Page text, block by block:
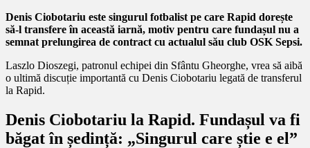
Denis Ciobotariu este singurul fotbalist pe care Rapid dorește
să-l transfere în această iarnă, motiv pentru care fundașul nu a
semnat prelungirea de contract cu actualul său club OSK Sepsi.
Laszlo Dioszegi, patronul echipei din Sfântu Gheorghe, vrea să aibă
o ultimă discuție importantă cu Denis Ciobotariu legată de transferul
la Rapid.
Denis Ciobotariu la Rapid. Fundașul va fi
băgat în ședință: „Singurul care știe e el”